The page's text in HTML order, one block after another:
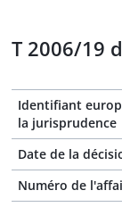
T 2006/19
Identifiant
la jurisprudence
Date de la
Numéro de